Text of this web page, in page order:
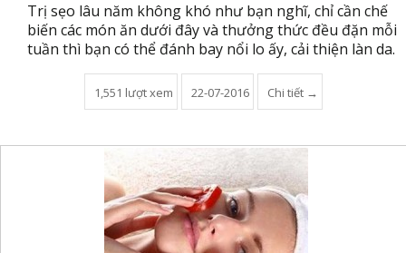
Trị sẹo lâu năm không khó như bạn nghĩ, chỉ cần chế
biến các món ăn dưới đây và thưởng thức đều đặn mỗi
tuần thì bạn có thể đánh bay nổi lo ấy, cải thiện làn da.
1,551 lượt xem 22-07-2016 Chi tiết →